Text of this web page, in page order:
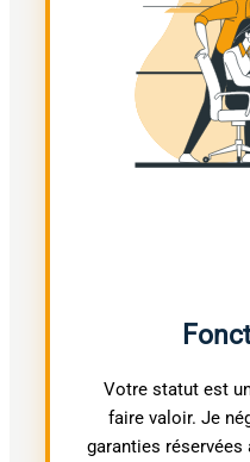
Votre statut est
faire valoir. Je
garanties